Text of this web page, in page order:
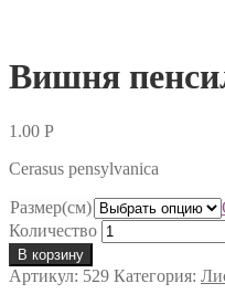
Вишня
1.00 Р
Cerasus pensylvanica
Размер(см)
Количество
В корзину
Артикул: 529 Категория: